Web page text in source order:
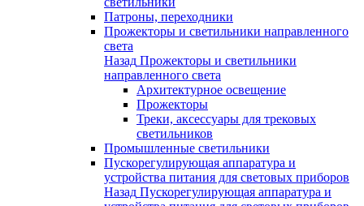
Патроны, переходники
Прожекторы и светильники направленного
света
Назад Прожекторы и светильники
направленного света
Архитектурное освещение
Прожекторы
Треки, аксессуары для трековых
светильников
Промышленные светильники
Пускорегулирующая аппаратура и
устройства питания для световых приборов
Назад Пускорегулирующая аппаратура и